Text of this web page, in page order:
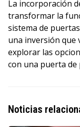
La incorporación
transformar la
sistema de
una inversión que
explorar las
con una puerta de
Noticias